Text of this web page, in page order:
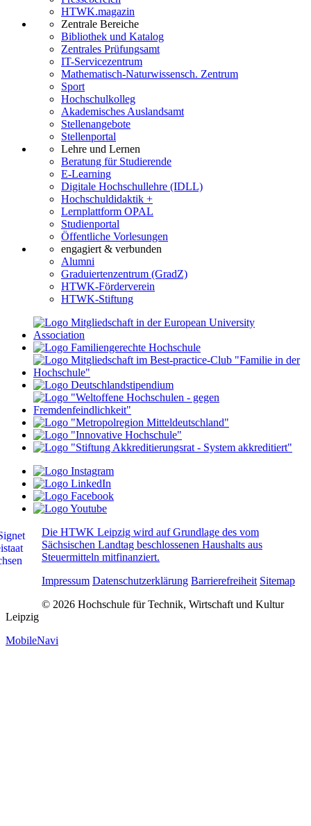
HTWK.magazin
Zentrale Bereiche
Bibliothek und Katalog
Zentrales Prüfungsamt
IT-Servicezentrum
Mathematisch-Naturwissensch. Zentrum
Sport
Hochschulkolleg
Akademisches Auslandsamt
Stellenangebote
Stellenportal
Lehre und Lernen
Beratung für Studierende
E-Learning
Digitale Hochschullehre (IDLL)
Hochschuldidaktik +
Lernplattform OPAL
Studienportal
Öffentliche Vorlesungen
engagiert & verbunden
Alumni
Graduiertenzentrum (GradZ)
HTWK-Förderverein
HTWK-Stiftung
Die HTWK Leipzig wird auf Grundlage des vom
Sächsischen Landtag beschlossenen Haushalts aus
Steuermitteln mitfinanziert.
Impressum Datenschutzerklärung Barrierefreiheit Sitemap
© 2026 Hochschule für Technik, Wirtschaft und Kultur
Leipzig
MobileNavi